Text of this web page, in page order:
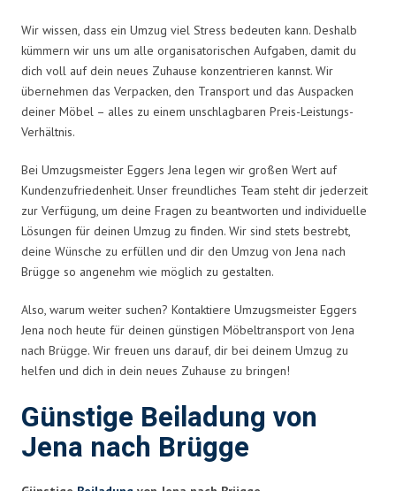
Wir wissen, dass ein Umzug viel Stress bedeuten kann. Deshalb
kümmern wir uns um alle organisatorischen Aufgaben, damit du
dich voll auf dein neues Zuhause konzentrieren kannst. Wir
übernehmen das Verpacken, den Transport und das Auspacken
deiner Möbel – alles zu einem unschlagbaren Preis-Leistungs-
Verhältnis.
Bei Umzugsmeister Eggers Jena legen wir großen Wert auf
Kundenzufriedenheit. Unser freundliches Team steht dir jederzeit
zur Verfügung, um deine Fragen zu beantworten und individuelle
Lösungen für deinen Umzug zu finden. Wir sind stets bestrebt,
deine Wünsche zu erfüllen und dir den Umzug von Jena nach
Brügge so angenehm wie möglich zu gestalten.
Also, warum weiter suchen? Kontaktiere Umzugsmeister Eggers
Jena noch heute für deinen günstigen Möbeltransport von Jena
nach Brügge. Wir freuen uns darauf, dir bei deinem Umzug zu
helfen und dich in dein neues Zuhause zu bringen!
Günstige Beiladung von
Jena nach Brügge